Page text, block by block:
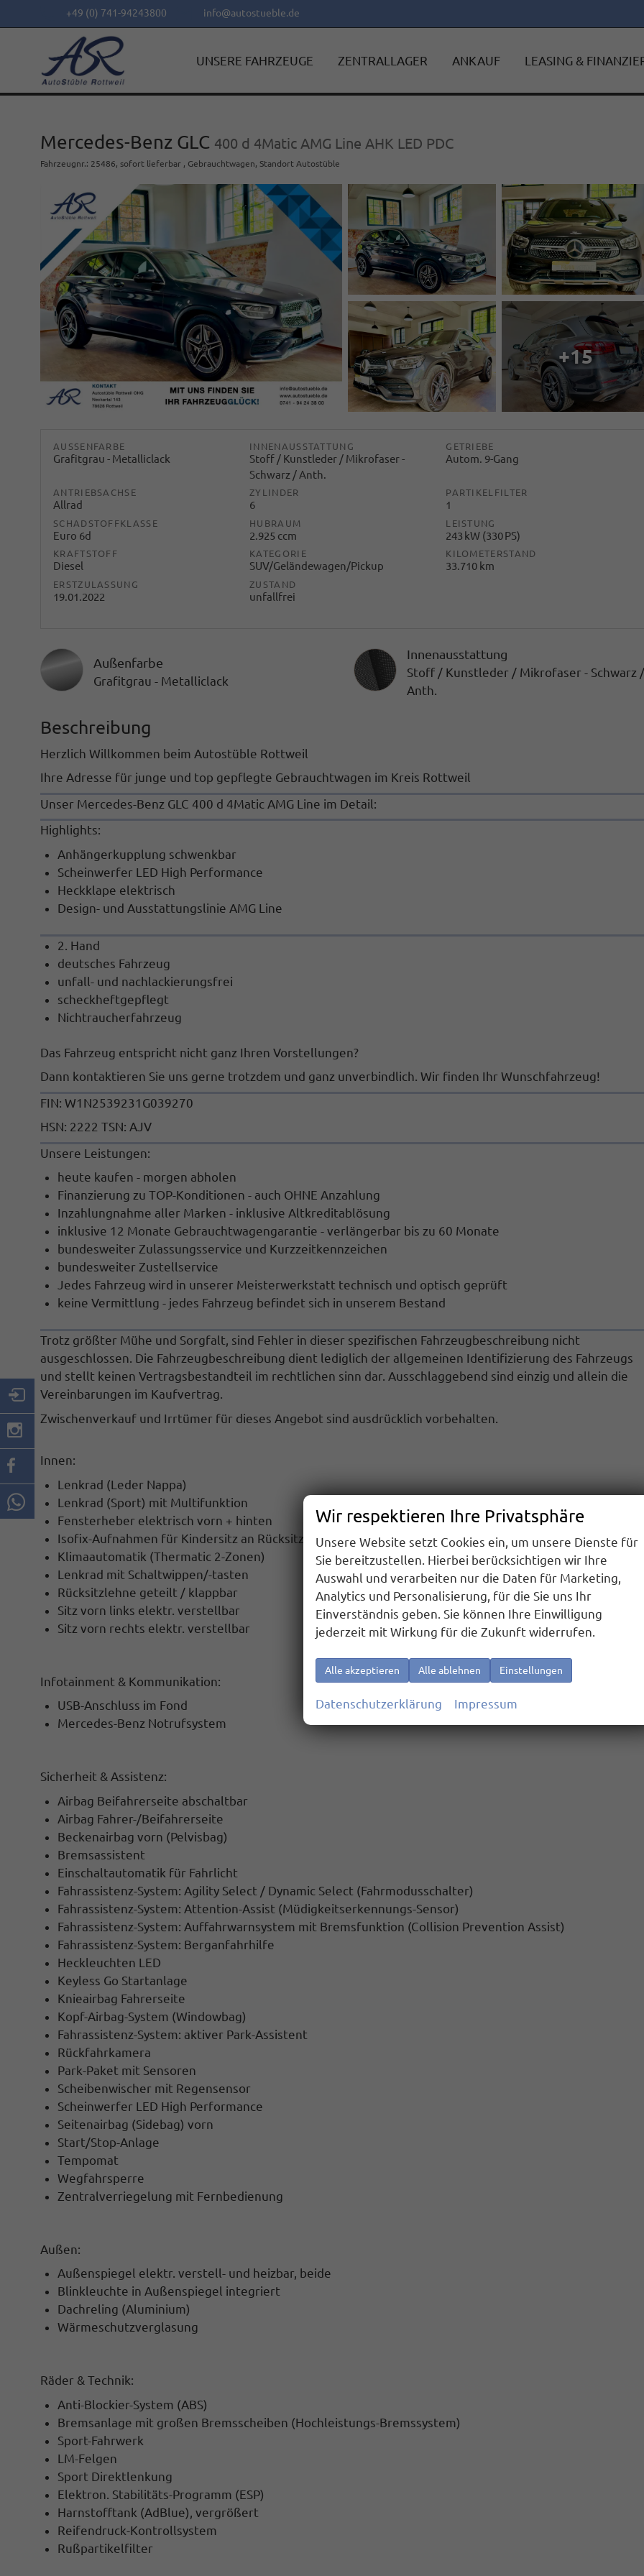
+49 (0) 741-94243800 info@autostueble.de
UNSERE FAHRZEUGE ZENTRALLAGER ANKAUF LEASING &
Mercedes-Benz GLC 400 d 4Matic AMG Line AHK LED PDC
Fahrzeugnr.: 25486, sofort lieferbar , Gebrauchtwagen, Standort Autostüble
+15
AUSSENFARBE
Grafitgrau - Metalliclack
INNENAUSSTATTUNG
Stoff / Kunstleder / Mikrofaser -
Schwarz / Anth.
GETRIEBE
Autom. 9-Gang
ANTRIEBSACHSE
Allrad
ZYLINDER
6
PARTIKELFILTER
1
SCHADSTOFFKLASSE
Euro 6d
HUBRAUM
2.925 ccm
LEISTUNG
243 kW (330 PS)
KRAFTSTOFF
Diesel
KATEGORIE
SUV/Geländewagen/Pickup
KILOMETERSTAND
33.710 km
ERSTZULASSUNG
19.01.2022
ZUSTAND
unfallfrei
Außenfarbe
Grafitgrau - Metalliclack
InnenausstattungInnenausstattung
Stoff / Kunstleder / Mikrofaser - Schwarz /
Anth.
Beschreibung
Herzlich Willkommen beim Autostüble Rottweil
Ihre Adresse für junge und top gepflegte Gebrauchtwagen im Kreis Rottweil
Unser Mercedes-Benz GLC 400 d 4Matic AMG Line im Detail:
Highlights:
Anhängerkupplung schwenkbar
Scheinwerfer LED High Performance
Heckklape elektrisch
Design- und Ausstattungslinie AMG Line
2. Hand
deutsches Fahrzeug
unfall- und nachlackierungsfrei
scheckheftgepflegt
Nichtraucherfahrzeug
Das Fahrzeug entspricht nicht ganz Ihren Vorstellungen?
Dann kontaktieren Sie uns gerne trotzdem und ganz unverbindlich. Wir finden Ihr Wunschfahrzeug!
FIN: W1N2539231G039270
HSN: 2222 TSN: AJV
Unsere Leistungen:
heute kaufen - morgen abholen
Finanzierung zu TOP-Konditionen - auch OHNE Anzahlung
Inzahlungnahme aller Marken - inklusive Altkreditablösung
inklusive 12 Monate Gebrauchtwagengarantie - verlängerbar bis zu 60 Monate
bundesweiter Zulassungsservice und Kurzzeitkennzeichen
bundesweiter Zustellservice
Jedes Fahrzeug wird in unserer Meisterwerkstatt technisch und optisch geprüft
keine Vermittlung - jedes Fahrzeug befindet sich in unserem Bestand
Trotz größter Mühe und Sorgfalt, sind Fehler in dieser spezifischen Fahrzeugbeschreibung nicht
ausgeschlossen. Die Fahrzeugbeschreibung dient lediglich der allgemeinen Identifizierung des Fahrzeugs
und stellt keinen Vertragsbestandteil im rechtlichen sinn dar. Ausschlaggebend sind einzig und allein die
Vereinbarungen im Kaufvertrag.
Zwischenverkauf und Irrtümer für dieses Angebot sind ausdrücklich vorbehalten.
Innen:
Lenkrad (Leder Nappa)
Lenkrad (Sport) mit Multifunktion
Fensterheber elektrisch vorn + hinten
Isofix-Aufnahmen für Kindersitz an Rücksitz
Klimaautomatik (Thermatic 2-Zonen)
Lenkrad mit Schaltwippen/-tasten
Rücksitzlehne geteilt / klappbar
Sitz vorn links elektr. verstellbar
Sitz vorn rechts elektr. verstellbar
Infotainment & Kommunikation:
USB-Anschluss im Fond
Mercedes-Benz Notrufsystem
Sicherheit & Assistenz:
Airbag Beifahrerseite abschaltbar
Airbag Fahrer-/Beifahrerseite
Beckenairbag vorn (Pelvisbag)
Bremsassistent
Einschaltautomatik für Fahrlicht
Fahrassistenz-System: Agility Select / Dynamic Select (Fahrmodusschalter)
Fahrassistenz-System: Attention-Assist (Müdigkeitserkennungs-Sensor)
Fahrassistenz-System: Auffahrwarnsystem mit Bremsfunktion (Collision Prevention Assist)
Fahrassistenz-System: Berganfahrhilfe
Heckleuchten LED
Keyless Go Startanlage
Knieairbag Fahrerseite
Kopf-Airbag-System (Windowbag)
Fahrassistenz-System: aktiver Park-Assistent
Rückfahrkamera
Park-Paket mit Sensoren
Scheibenwischer mit Regensensor
Scheinwerfer LED High Performance
Seitenairbag (Sidebag) vorn
Start/Stop-Anlage
Tempomat
Wegfahrsperre
Zentralverriegelung mit Fernbedienung
Außen:
Außenspiegel elektr. verstell- und heizbar, beide
Blinkleuchte in Außenspiegel integriert
Dachreling (Aluminium)
Wärmeschutzverglasung
Räder & Technik:
Anti-Blockier-System (ABS)
Bremsanlage mit großen Bremsscheiben (Hochleistungs-Bremssystem)
Sport-Fahrwerk
LM-Felgen
Sport Direktlenkung
Elektron. Stabilitäts-Programm (ESP)
Harnstofftank (AdBlue), vergrößert
Reifendruck-Kontrollsystem
Rußpartikelfilter
Wir respektieren Ihre Privatsphäre
Unsere Website setzt Cookies ein, um unsere Dienste für
Sie bereitzustellen. Hierbei berücksichtigen wir Ihre
Auswahl und verarbeiten nur die Daten für Marketing,
Analytics und Personalisierung, für die Sie uns Ihr
Einverständnis geben. Sie können Ihre Einwilligung
jederzeit mit Wirkung für die Zukunft widerrufen.
Alle akzeptieren Alle ablehnen Einstellungen
Datenschutzerklärung Impressum